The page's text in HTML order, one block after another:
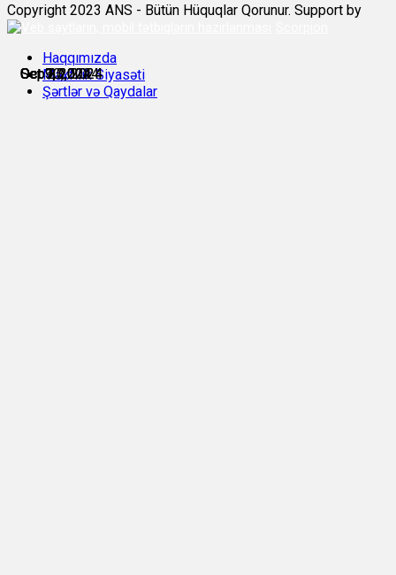
Sep 23, 2024
Sep 30, 2024
Oct 3, 2024
Oct 7, 2024
Oct 9, 2024
Oct 10, 2024
Copyright 2023 ANS - Bütün Hüquqlar Qorunur. Support by
Haqqımızda
Məxfilik Siyasəti
Şərtlər və Qaydalar